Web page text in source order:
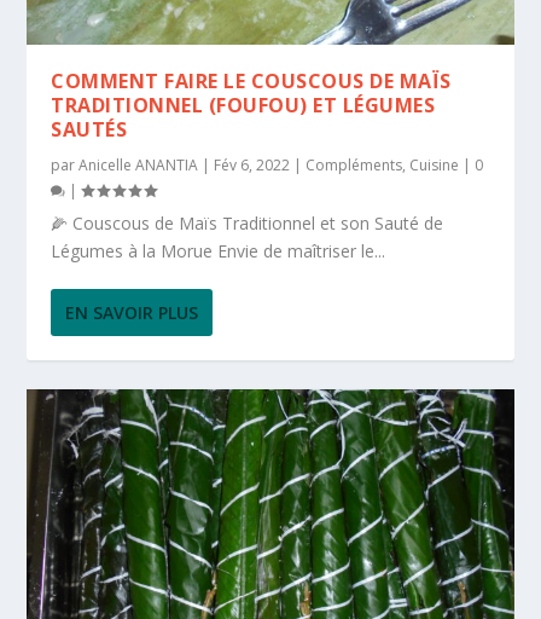
COMMENT FAIRE LE COUSCOUS DE MAÏS
TRADITIONNEL (FOUFOU) ET LÉGUMES
SAUTÉS
parAnicelle ANANTIA | Fév 6, 2022 | Compléments, Cuisine | 0
|
🌽 Couscous de Maïs Traditionnel et son Sauté de
Légumes à la Morue Envie de maîtriser le...
EN SAVOIR PLUS